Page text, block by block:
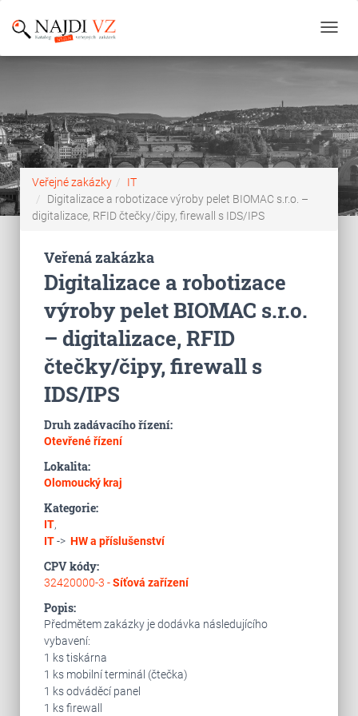
Veřejné zakázky
IT
Digitalizace a robotizace výroby pelet BIOMAC s.r.o. –
digitalizace, RFID čtečky/čipy, firewall s IDS/IPS
Veřená zakázka
Digitalizace a robotizace
výroby pelet BIOMAC s.r.o.
– digitalizace, RFID
čtečky/čipy, firewall s
IDS/IPS
Druh zadávacího řízení:
Otevřené řízení
Lokalita:
Olomoucký kraj
Kategorie:
IT,
IT-> HW a příslušenství
CPV kódy:
32420000-3 -Síťová zařízení
Popis:
Předmětem zakázky je dodávka následujícího
vybavení:
1 ks tiskárna
1 ks mobilní terminál (čtečka)
1 ks odváděcí panel
1 ks firewall